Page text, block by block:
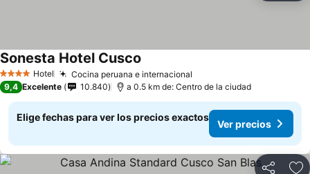
4 EstrellasHotel Cocina peruana e internacional
Sonesta Hotel Cusco
9,4 Excelente 10.840 a 0.5 km de: Centro de la ciudad
Elige fechas para ver los precios exactos
Ver precios